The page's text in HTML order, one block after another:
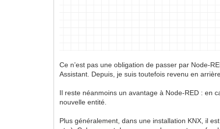
Ce n’est pas une obligation de passer par Node-
Assistant. Depuis, je suis toutefois revenu en
Il reste néanmoins un avantage à Node-RED : en
nouvelle entité.
Plus généralement, dans une installation KNX, il